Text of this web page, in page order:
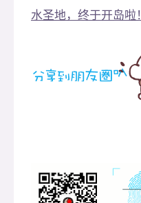
水圣地，终于开岛啦！